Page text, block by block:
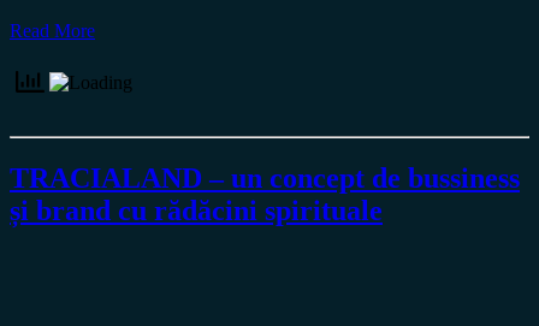
Read More
TRACIALAND – un concept de bussiness
și brand cu rădăcini spirituale